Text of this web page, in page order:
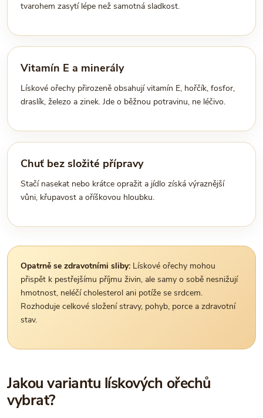
tvarohem zasytí lépe než samotná sladkost.
Vitamín E a minerály
Lískové ořechy přirozeně obsahují vitamín E, hořčík, fosfor,
draslík, železo a zinek. Jde o běžnou potravinu, ne léčivo.
Chuť bez složité přípravy
Stačí nasekat nebo krátce opražit a jídlo získá výraznější
vůni, křupavost a oříškovou hloubku.
Opatrně se zdravotními sliby: Lískové ořechy mohou
přispět k pestřejšímu příjmu živin, ale samy o sobě nesnižují
hmotnost, neléčí cholesterol ani potíže se srdcem.
Rozhoduje celkové složení stravy, pohyb, porce a zdravotní
stav.
Jakou variantu lískových ořechů
vybrat?